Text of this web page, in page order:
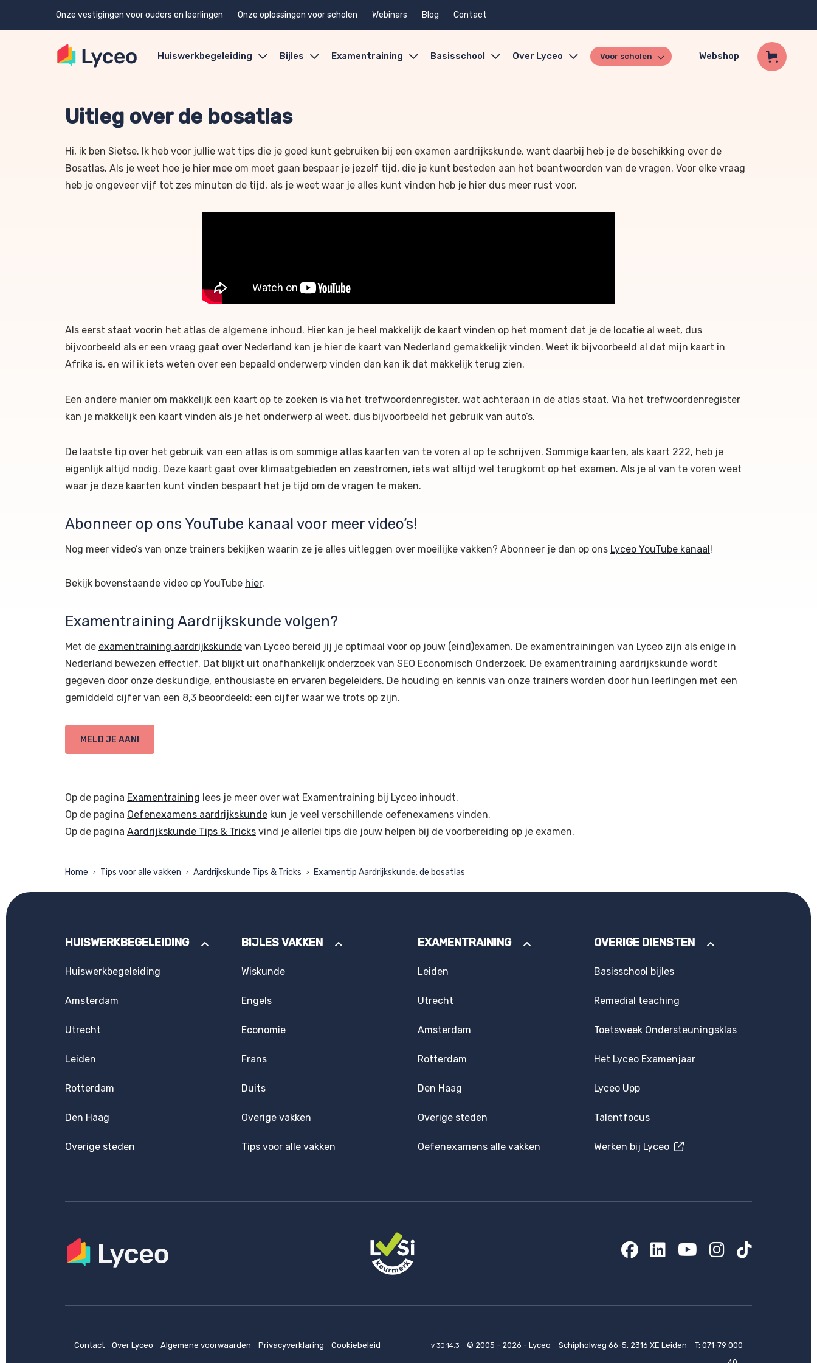
Onze vestigingen voor ouders en leerlingen Onze oplossingen voor scholen Webinars Blog Contact
Huiswerkbegeleiding Bijles Examentraining Basisschool Over Lyceo Voor scholen Webshop
Uitleg over de bosatlas
Hi, ik ben Sietse. Ik heb voor jullie wat tips die je goed kunt gebruiken bij een examen aardrijkskunde, want daarbij heb je de beschikking over de
Bosatlas. Als je weet hoe je hier mee om moet gaan bespaar je jezelf tijd, die je kunt besteden aan het beantwoorden van de vragen. Voor elke vraag
heb je ongeveer vijf tot zes minuten de tijd, als je weet waar je alles kunt vinden heb je hier dus meer rust voor.
Als eerst staat voorin het atlas de algemene inhoud. Hier kan je heel makkelijk de kaart vinden op het moment dat je de locatie al weet, dus
bijvoorbeeld als er een vraag gaat over Nederland kan je hier de kaart van Nederland gemakkelijk vinden. Weet ik bijvoorbeeld al dat mijn kaart in
Afrika is, en wil ik iets weten over een bepaald onderwerp vinden dan kan ik dat makkelijk terug zien.
Een andere manier om makkelijk een kaart op te zoeken is via het trefwoordenregister, wat achteraan in de atlas staat. Via het trefwoordenregister
kan je makkelijk een kaart vinden als je het onderwerp al weet, dus bijvoorbeeld het gebruik van auto’s.
De laatste tip over het gebruik van een atlas is om sommige atlas kaarten van te voren al op te schrijven. Sommige kaarten, als kaart 222, heb je
eigenlijk altijd nodig. Deze kaart gaat over klimaatgebieden en zeestromen, iets wat altijd wel terugkomt op het examen. Als je al van te voren weet
waar je deze kaarten kunt vinden bespaart het je tijd om de vragen te maken.
Abonneer op ons YouTube kanaal voor meer video’s!
Nog meer video’s van onze trainers bekijken waarin ze je alles uitleggen over moeilijke vakken? Abonneer je dan op ons Lyceo YouTube kanaal!
Bekijk bovenstaande video op YouTube hier.
Examentraining Aardrijkskunde volgen?
Met de examentraining aardrijkskunde van Lyceo bereid jij je optimaal voor op jouw (eind)examen. De examentrainingen van Lyceo zijn als enige in
Nederland bewezen effectief. Dat blijkt uit onafhankelijk onderzoek van SEO Economisch Onderzoek. De examentraining aardrijkskunde wordt
gegeven door onze deskundige, enthousiaste en ervaren begeleiders. De houding en kennis van onze trainers worden door hun leerlingen met een
gemiddeld cijfer van een 8,3 beoordeeld: een cijfer waar we trots op zijn.
MELD JE AAN!
Op de pagina Examentraining lees je meer over wat Examentraining bij Lyceo inhoudt.
Op de pagina Oefenexamens aardrijkskunde kun je veel verschillende oefenexamens vinden.
Op de pagina Aardrijkskunde Tips & Tricks vind je allerlei tips die jouw helpen bij de voorbereiding op je examen.
Home > Tips voor alle vakken > Aardrijkskunde Tips & Tricks > Examentip Aardrijkskunde: de bosatlas
HUISWERKBEGELEIDING
Huiswerkbegeleiding
Amsterdam
Utrecht
Leiden
Rotterdam
Den Haag
Overige steden
BIJLES VAKKEN
Wiskunde
Engels
Economie
Frans
Duits
Overige vakken
Tips voor alle vakken
EXAMENTRAINING
Leiden
Utrecht
Amsterdam
Rotterdam
Den Haag
Overige steden
Oefenexamens alle vakken
OVERIGE DIENSTEN
Basisschool bijles
Remedial teaching
Toetsweek Ondersteuningsklas
Het Lyceo Examenjaar
Lyceo Upp
Talentfocus
Werken bij Lyceo
Facebook
LinkedIn
YouTube
Instagram
TikTok
v 30.14.3 © 2005 - 2026 - Lyceo Schipholweg 66-5, 2316 XE Leiden T: 071-79 000
Contact Over Lyceo Algemene voorwaarden Privacyverklaring Cookiebeleid